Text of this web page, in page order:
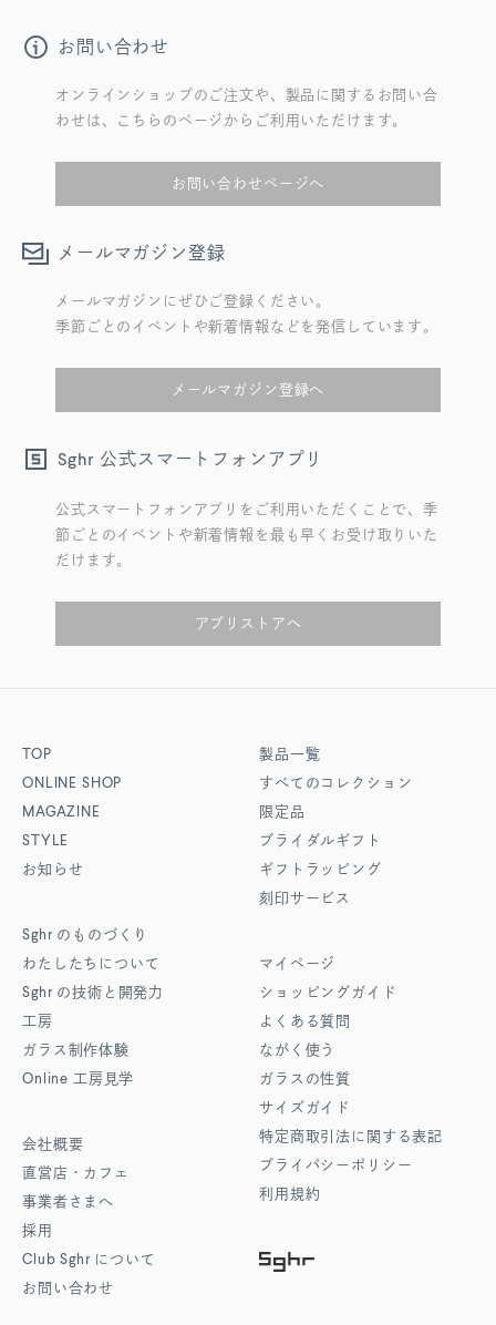
お問い合わせ
オンラインショップのご注文や、製品に関するお問い合
わせは、こちらのページからご利用いただけます。
お問い合わせページへ
メールマガジン登録
メールマガジンにぜひご登録ください。
季節ごとのイベントや新着情報などを発信しています。
メールマガジン登録へ
Sghr 公式スマートフォンアプリ
公式スマートフォンアプリをご利用いただくことで、季
節ごとのイベントや新着情報を最も早くお受け取りいた
だけます。
アプリストアへ
TOP
ONLINE SHOP
MAGAZINE
STYLE
お知らせ
Sghr のものづくり
わたしたちについて
Sghr の技術と開発力
工房
ガラス制作体験
Online 工房見学
会社概要
直営店・カフェ
事業者さまへ
採用
Club Sghr について
お問い合わせ
製品一覧
すべてのコレクション
限定品
ブライダルギフト
ギフトラッピング
刻印サービス
マイページ
ショッピングガイド
よくある質問
ながく使う
ガラスの性質
サイズガイド
特定商取引法に関する表記
プライバシーポリシー
利用規約